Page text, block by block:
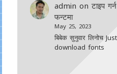
admin onटाइप
फन्टमा
May 25, 2023
बिबेक सुनुवार लिनोच
download fonts